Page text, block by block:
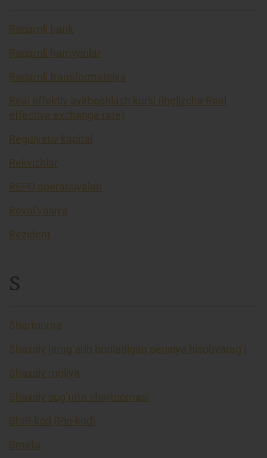
Raqamli bank
Raqamli hamyonlar
Raqamli transformatsiya
Real effektiv ayirboshlash kursi (inglizcha Real
effective exchange rate)
Regulyativ kapital
Rekvizitlar
REPO operatsiyalari
Reval’vasiya
Rezident
S
Shartnoma
Shaxsiy jamg’arib boriladigan pensiya hisobvarag’i
Shaxsiy moliya
Shaxsiy sug’urta shartnomasi
ShIR-kod (Pin-kod)
Smeta